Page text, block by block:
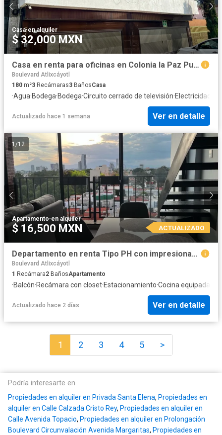
Casa·en alquiler
$ 32,000 MXN
Casa en renta para oficinas en Colonia la Paz Puebla
Boulevard Atlixcáyotl
180 m²3 Recámaras3 BañosCasa
·Agua·Bodega·Bodega·Circuito cerrado de televisión·Electricidad
Actualizado hace 1 semana Ver en detalle
1 /12
Apartamento·en alquiler
$ 16,500 MXN ACTUALIZADO
Departamento en renta Tipo PH con impresionantes Vistas
Boulevard Atlixcáyotl
1 Recámara2 BañosApartamento
·Balcón·Recámara con closet·Estacionamiento·Cocina equipada
Actualizado hace 2 días Ver en detalle
1 2 3 4 5 >
Podría interesarte en
Propiedades en alquiler en Privada Santa Elena, Propiedades en
alquiler en Calle Calzada Cristo Rey, Propiedades en alquiler en
Calle Avenida Topacio, Propiedades en alquiler en Prolongación
Boulevard Circunvalación Avenida Margaritas, Propiedades en